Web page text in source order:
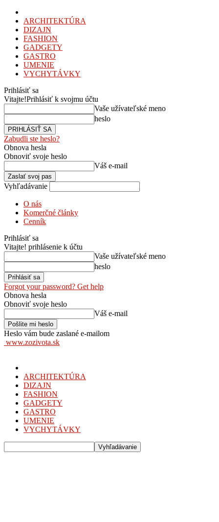
ARCHITEKTÚRA
DIZAJN
FASHION
GADGETY
GASTRO
UMENIE
VYCHYTÁVKY
Prihlásiť sa
Vitajte!Prihlásiť k svojmu účtu
Vaše užívateľské meno
heslo
Zabudli ste heslo?
Obnova hesla
Obnoviť svoje heslo
Váš e-mail
Vyhľadávanie
O nás
Komerčné články
Cenník
Prihlásiť sa
Vitajte! prihlásenie k účtu
Vaše užívateľské meno
heslo
Forgot your password? Get help
Obnova hesla
Obnoviť svoje heslo
Váš e-mail
Heslo vám bude zaslané e-mailom
www.zozivota.sk
ARCHITEKTÚRA
DIZAJN
FASHION
GADGETY
GASTRO
UMENIE
VYCHYTÁVKY